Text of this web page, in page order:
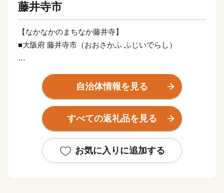
藤井寺市
【なかなかのまちなか藤井寺】
■大阪府 藤井寺市（おおさかふ ふじいでらし）
ちの中に3つも駅があります。天王寺から電車でたった
15分と繁華街へのアクセスも良好。
市名の由来となっている葛井寺（ふじいでら）は、西国
三十三所霊場の札所として日々巡礼者が絶えず、本堂に
大阪府の南東部、藤井寺市から羽曳野市にかけて4km四
自治体情報を見る
すべての返礼品を見る
お気に入りに追加する